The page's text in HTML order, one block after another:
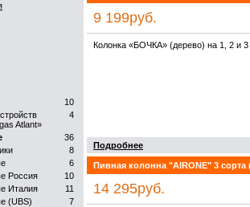
10
4
Atlant»
36
8
6
10
Россия
11
Италия
7
(UBS)
9 199руб.
Колонка «БОЧКА» (дерево) на 1, 2 и 3
Подробнее
Пивная колонна "AIRONE" 3
14 295руб.